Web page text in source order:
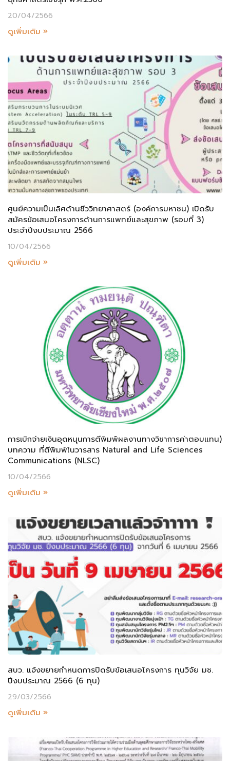
20/04/2566
ดูเพิ่มเติม »
ศูนย์ความเป็นเลิศด้านชีววิทยาศาสตร์ (องค์การมหาชน) เปิดรับ
สมัครข้อเสนอโครงการด้านการแพทย์และสุขภาพ (รอบที่ 3)
ประจำปีงบประมาณ 2566
10/04/2566
ดูเพิ่มเติม »
การเบิกจ่ายเงินอุดหนุนการตีพิมพ์ผลงานทางวิชาการค่าตอบแทน)
บทความ ที่ตีพิมพ์ในวารสาร Natural and Life Sciences
Communications (NLSC)
10/04/2566
ดูเพิ่มเติม »
สบว. แจ้งขยายกำหนดการปิดรับข้อเสนอโครงการ ทุนวิจัย มช.
ปีงบประมาณ 2566 (6 ทุน)
29/03/2566
ดูเพิ่มเติม »